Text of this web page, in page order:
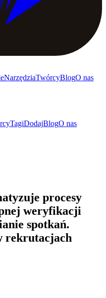
NarzędziaTwórcyBlogO nas
TagiDodajBlogO nas
procesy
weryfikacji
spotkań.
rekrutacjach